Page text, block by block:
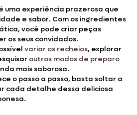
uma experiência prazerosa que
e sabor. Com os ingredientes
você pode criar peças
os seus convidados.
variar os recheios, explorar
outros modos de preparo
mais saborosa.
o passo a passo, basta soltar a
cada detalhe dessa deliciosa